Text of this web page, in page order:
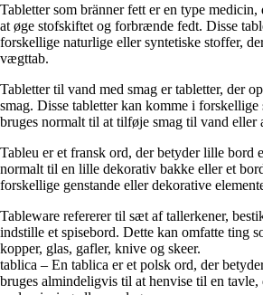
Tabletter som bränner fett er en type
at øge stofskiftet og forbrænde fedt. Disse
forskellige naturlige eller syntetiske stoffer,
vægttab.
Tabletter til vand med smag er tabletter, der
smag. Disse tabletter kan komme i forskellige
bruges normalt til at tilføje smag til vand eller
Tableu er et fransk ord, der betyder lille bord
normalt til en lille dekorativ bakke eller et
forskellige genstande eller dekorative
Tableware refererer til sæt af tallerkener,
indstille et spisebord. Dette kan omfatte ting
kopper, glas, gafler, knive og skeer.
tablica – En tablica er et polsk ord, der
bruges almindeligvis til at henvise til en tavle,